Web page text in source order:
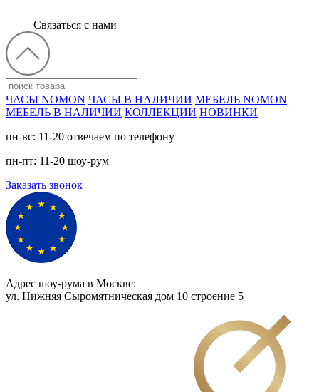
Связаться с нами
ЧАСЫ NOMON ЧАСЫ В НАЛИЧИИ МЕБЕЛЬ NOMON
МЕБЕЛЬ В НАЛИЧИИ КОЛЛЕКЦИИ НОВИНКИ
пн-вс: 11-20 отвечаем по телефону
пн-пт: 11-20 шоу-рум
Заказать звонок
Адрес шоу-рума в Москве:
ул. Нижняя Сыромятническая дом 10 cтроение 5